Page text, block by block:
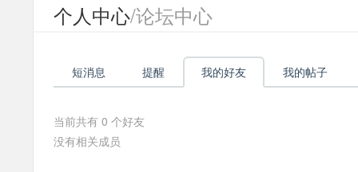
络
个人中心/论坛中心
短消息 提醒 我的好友 我的帖子
当前共有 0 个好友
没有相关成员